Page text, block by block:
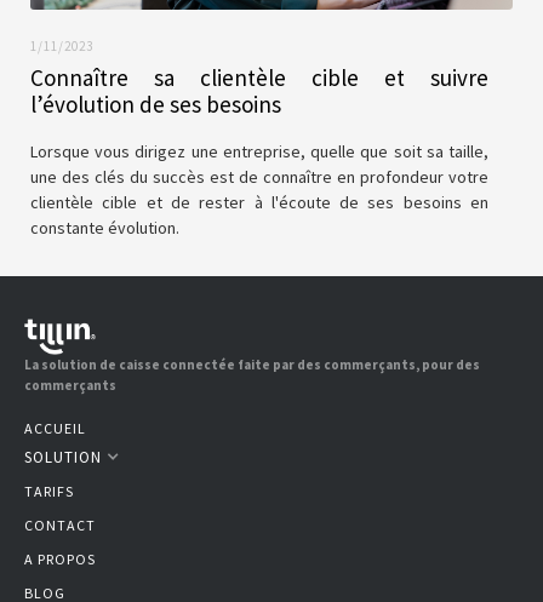
1/11/2023
Connaître sa clientèle cible et suivre
l’évolution de ses besoins
Lorsque vous dirigez une entreprise, quelle que soit sa taille,
une des clés du succès est de connaître en profondeur votre
clientèle cible et de rester à l'écoute de ses besoins en
constante évolution.
La solution de caisse connectée faite par des commerçants, pour des
commerçants
ACCUEIL
SOLUTION
TARIFS
CONTACT
A PROPOS
BLOG